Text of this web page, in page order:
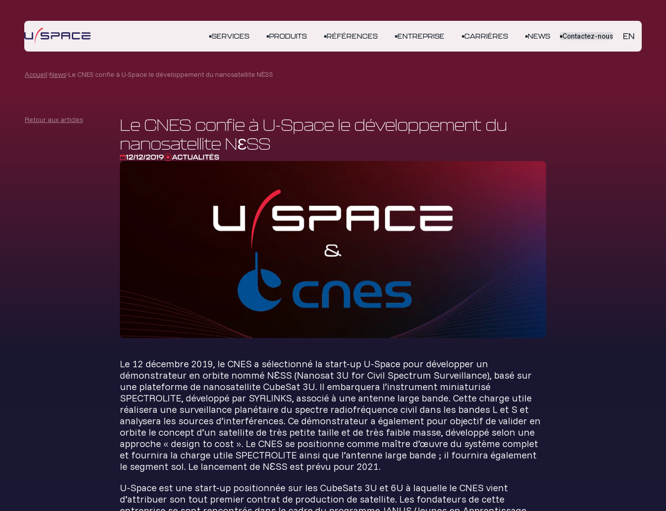
SERVICES PRODUITS RÉFÉRENCES ENTREPRISE CARRIÈRES NEWS Contactez-nous EN
Accueil News Le CNES confie à U-Space le développement du nanosatellite NƐSS
Retour aux articles
Le CNES confie à U-Space le développement du
nanosatellite NƐSS
12/12/2019 ACTUALITÉS
Le 12 décembre 2019, le CNES a sélectionné la start-up U-Space pour développer un
démonstrateur en orbite nommé NƐSS (Nanosat 3U for Civil Spectrum Surveillance), basé sur
une plateforme de nanosatellite CubeSat 3U. Il embarquera l’instrument miniaturisé
SPECTROLITE, développé par SYRLINKS, associé à une antenne large bande. Cette charge utile
réalisera une surveillance planétaire du spectre radiofréquence civil dans les bandes L et S et
analysera les sources d’interférences. Ce démonstrateur a également pour objectif de valider en
orbite le concept d’un satellite de très petite taille et de très faible masse, développé selon une
approche « design to cost ». Le CNES se positionne comme maître d’œuvre du système complet
et fournira la charge utile SPECTROLITE ainsi que l’antenne large bande ; il fournira également
le segment sol. Le lancement de NƐSS est prévu pour 2021.
U-Space est une start-up positionnée sur les CubeSats 3U et 6U à laquelle le CNES vient
d’attribuer son tout premier contrat de production de satellite. Les fondateurs de cette